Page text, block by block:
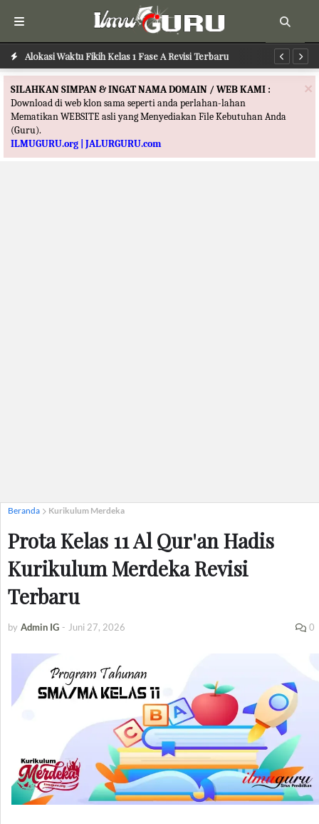
Alokasi Waktu Fikih Kelas 1 Fase A Revisi Terbaru
Alokasi Waktu Bahasa Arab Kelas 1 Fase A Revisi Terbaru
×
SILAHKAN SIMPAN & INGAT NAMA DOMAIN / WEB KAMI :
Download di web klon sama seperti anda perlahan-lahan
Mematikan WEBSITE asli yang Menyediakan File Kebutuhan Anda
(Guru).
ILMUGURU.org | JALURGURU.com
Beranda Kurikulum Merdeka
Prota Kelas 11 Al Qur'an Hadis
Kurikulum Merdeka Revisi
Terbaru
by Admin IG - Juni 27, 2026 0